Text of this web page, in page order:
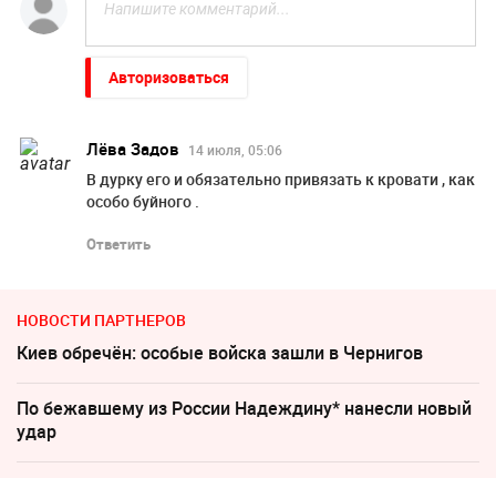
Авторизоваться
Лёва Задов 14 июля, 05:06
В дурку его и обязательно привязать к кровати , как
особо буйного .
Ответить
НОВОСТИ ПАРТНЕРОВ
Киев обречён: особые войска зашли в Чернигов
По бежавшему из России Надеждину* нанесли новый
удар